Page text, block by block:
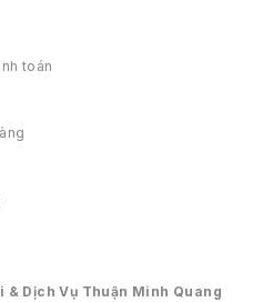
toán
& Dịch Vụ Thuận Minh Quang